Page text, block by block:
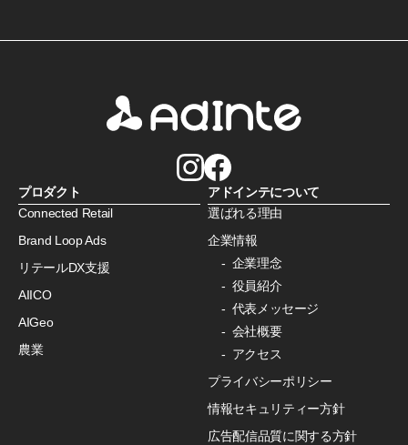
プロダクト
Connected Retail
Brand Loop Ads
リテールDX支援
AIICO
AIGeo
農業
アドインテについて
選ばれる理由
企業情報
企業理念
役員紹介
代表メッセージ
会社概要
アクセス
プライバシーポリシー
情報セキュリティー方針
広告配信品質に関する方針